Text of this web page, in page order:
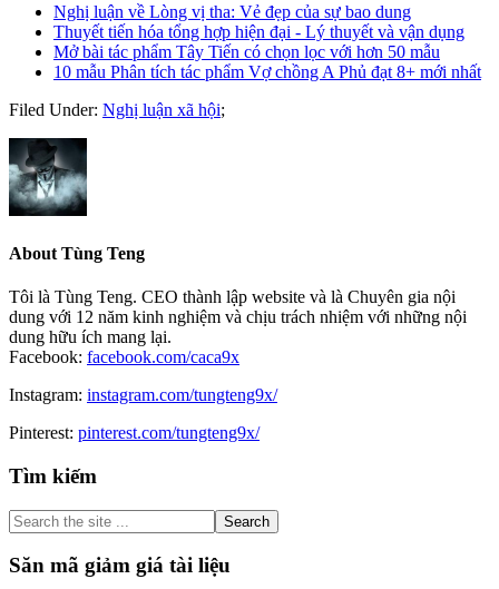
Nghị luận về Lòng vị tha: Vẻ đẹp của sự bao dung
Thuyết tiến hóa tổng hợp hiện đại - Lý thuyết và vận dụng
Mở bài tác phẩm Tây Tiến có chọn lọc với hơn 50 mẫu
10 mẫu Phân tích tác phẩm Vợ chồng A Phủ đạt 8+ mới nhất
Filed Under: Nghị luận xã hội;
About Tùng Teng
Tôi là Tùng Teng. CEO thành lập website và là Chuyên gia nội
dung với 12 năm kinh nghiệm và chịu trách nhiệm với những nội
dung hữu ích mang lại.
Facebook: facebook.com/caca9x
Instagram: instagram.com/tungteng9x/
Pinterest: pinterest.com/tungteng9x/
Primary
Sidebar
Tìm kiếm
Search
the
site
...
Săn mã giảm giá tài liệu